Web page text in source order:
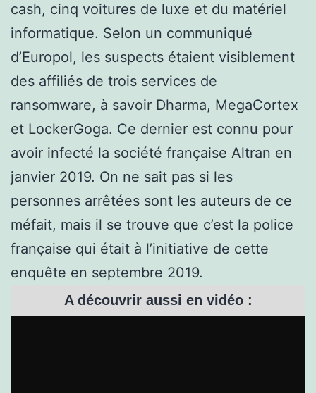
cash, cinq voitures de luxe et du matériel
informatique. Selon un communiqué
d’Europol, les suspects étaient visiblement
des affiliés de trois services de
ransomware, à savoir Dharma, MegaCortex
et LockerGoga. Ce dernier est connu pour
avoir infecté la société française Altran en
janvier 2019. On ne sait pas si les
personnes arrêtées sont les auteurs de ce
méfait, mais il se trouve que c’est la police
française qui était à l’initiative de cette
enquête en septembre 2019.
A découvrir aussi en vidéo :